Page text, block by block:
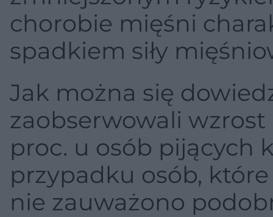
chorobie mięśni
spadkiem siły
Jak można się
zaobserwowali wzrost
proc. u osób pijących
przypadku osób,
nie zauważono